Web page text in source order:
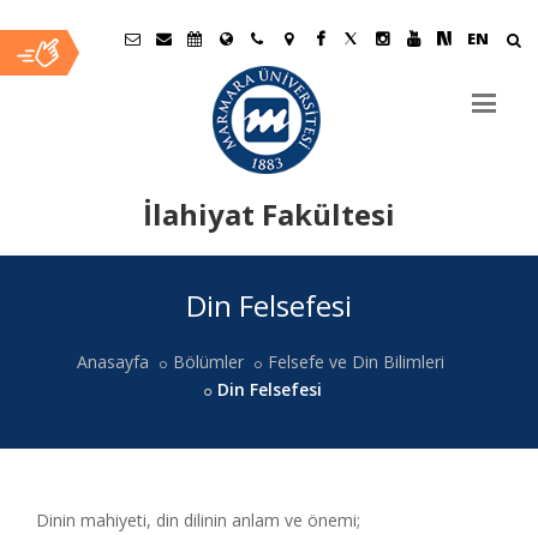
EN
İlahiyat Fakültesi
Din Felsefesi
Anasayfa Bölümler
Felsefe ve Din Bilimleri
Din Felsefesi
Dinin mahiyeti, din dilinin anlam ve önemi;